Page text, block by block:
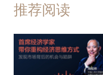
推荐阅读